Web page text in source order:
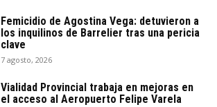
Femicidio de Agostina Vega: detuvieron a
los inquilinos de Barrelier tras una pericia
clave
7 agosto, 2026
Vialidad Provincial trabaja en mejoras en
el acceso al Aeropuerto Felipe Varela